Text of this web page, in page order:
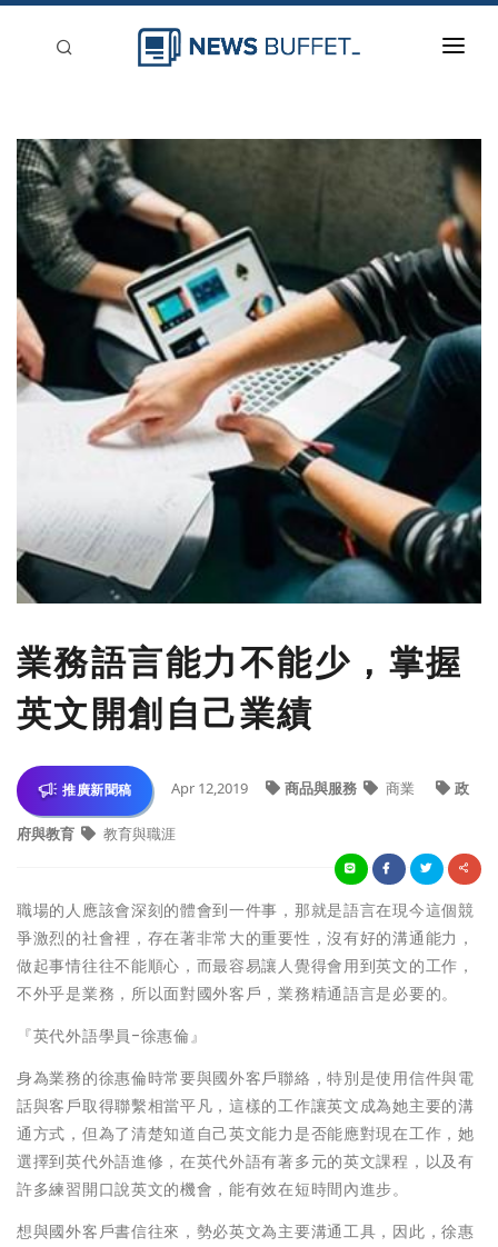
新聞稿分類
登入
刊登
業務語言能力不能少，掌握
英文開創自己業績
推廣新聞稿 Apr 12,2019 商品與服務 商業 政
府與教育 教育與職涯
職場的人應該會深刻的體會到一件事，那就是語言在現今這個競
爭激烈的社會裡，存在著非常大的重要性，沒有好的溝通能力，
做起事情往往不能順心，而最容易讓人覺得會用到英文的工作，
不外乎是業務，所以面對國外客戶，業務精通語言是必要的。
『英代外語學員-徐惠倫』
身為業務的徐惠倫時常要與國外客戶聯絡，特別是使用信件與電
話與客戶取得聯繫相當平凡，這樣的工作讓英文成為她主要的溝
通方式，但為了清楚知道自己英文能力是否能應對現在工作，她
選擇到英代外語進修，在英代外語有著多元的英文課程，以及有
許多練習開口說英文的機會，能有效在短時間內進步。
想與國外客戶書信往來，勢必英文為主要溝通工具，因此，徐惠